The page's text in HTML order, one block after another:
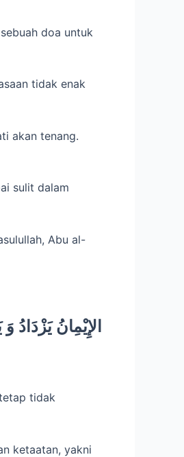
doa untuk
tidak enak
akan tenang.
sulit dalam
Abu al-
الإِيْمِانُ يَزْدَادُ
tidak
ketaatan, yakni